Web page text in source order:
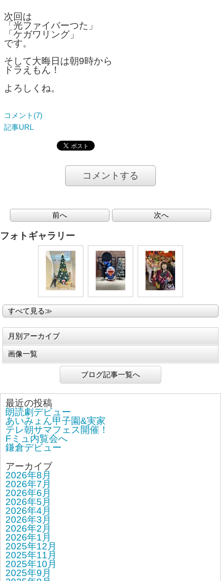
次回は
「光ファイバーつた」
「ケガワリング」
です。
そして大晦日は朝9時から
ドラえもん！
よろしくね。
コメント(7)
記事URL
コメントする
前へ 次へ
フォトギャラリー
すべて見る≫
月別アーカイブ
画像一覧
ブログ記事一覧へ
最近の投稿
朗読劇デビュー
あいみょん甲子園&実家
テレ朝サマフェス開催！
Fミュ内覧会へ
鎌倉デビュー
アーカイブ
2026年8月
2026年7月
2026年6月
2026年5月
2026年4月
2026年3月
2026年2月
2026年1月
2025年12月
2025年11月
2025年10月
2025年9月